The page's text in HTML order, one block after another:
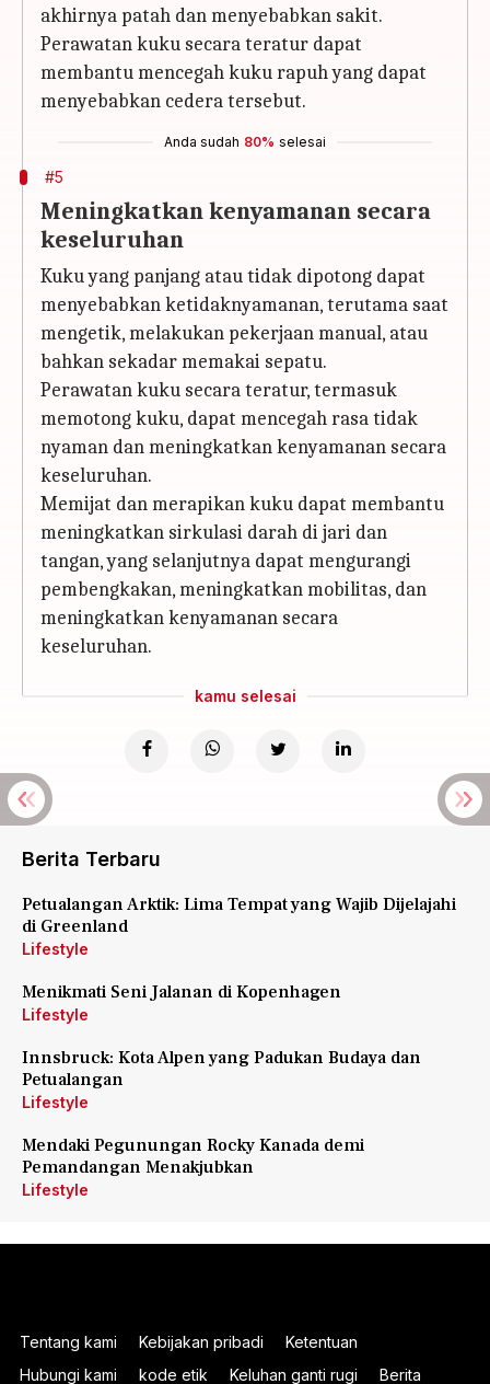
akhirnya patah dan menyebabkan sakit.
Perawatan kuku secara teratur dapat
membantu mencegah kuku rapuh yang dapat
menyebabkan cedera tersebut.
Anda sudah 80% selesai
#5
Meningkatkan kenyamanan secara
keseluruhan
Kuku yang panjang atau tidak dipotong dapat
menyebabkan ketidaknyamanan, terutama saat
mengetik, melakukan pekerjaan manual, atau
bahkan sekadar memakai sepatu.
Perawatan kuku secara teratur, termasuk
memotong kuku, dapat mencegah rasa tidak
nyaman dan meningkatkan kenyamanan secara
keseluruhan.
Memijat dan merapikan kuku dapat membantu
meningkatkan sirkulasi darah di jari dan
tangan, yang selanjutnya dapat mengurangi
pembengkakan, meningkatkan mobilitas, dan
meningkatkan kenyamanan secara
keseluruhan.
kamu selesai
Berita Terbaru
Petualangan Arktik: Lima Tempat yang Wajib Dijelajahi
di Greenland
Lifestyle
Menikmati Seni Jalanan di Kopenhagen
Lifestyle
Innsbruck: Kota Alpen yang Padukan Budaya dan
Petualangan
Lifestyle
Mendaki Pegunungan Rocky Kanada demi
Pemandangan Menakjubkan
Lifestyle
Tentang kami Kebijakan pribadi
Ketentuan
Hubungi kami
kode etik Keluhan ganti rugi Berita